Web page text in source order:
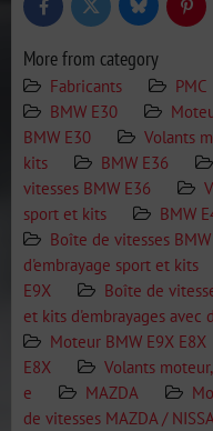
FacebookTwitter Bluesky
More from category
Fabricants PMC
BMW E30
BMW E30
Volants
kits
BMW E36
vitesses BMW E36
sport et kits
BMW
Boîte de vitesses
d'embrayage sport et kits
E9X
Boîte de
et kits d'embrayages avec
Moteur BMW E9X E8X
E8X
Volants
e
MAZDA
de vitesses MAZDA /